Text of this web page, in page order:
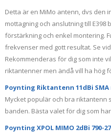
Detta är en MiMo antenn, dvs den
mottagning och anslutning till
förstärkning och enkel montering.
frekvenser med gott resultat. Se
Rekommenderas för dig som inte
riktantenner men ändå vill ha hög
Poynting Riktantenn 11dBi SMA
Mycket populär och bra riktantenn
banden. Bästa valet för dig som
Poynting XPOL MIMO 2dBi 790-